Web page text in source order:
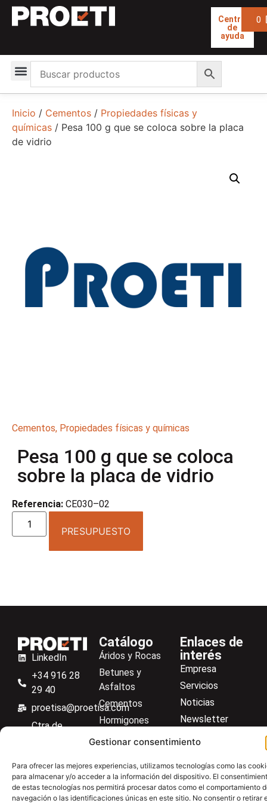
Gestionar consentimiento
Para ofrecer las mejores experiencias, utilizamos tecnologías como las
para almacenar y/o acceder a la información del dispositivo. El
de estas tecnologías nos permitirá procesar datos como el comportamiento
navegación o las identificaciones únicas en este sitio. No consentir o retirar
Centro
de
ayuda
0
Inicio / Cementos / Propiedades físicas y
químicas / Pesa 100 g que se coloca sobre la placa
de vidrio
Cementos, Propiedades físicas y químicas
Pesa 100 g que se coloca
sobre la placa de vidrio
Referencia: CE030–02
PRESUPUESTO
LinkedIn
+34 916 28
29 40
proetisa@proetisa.com
Ctra de
M-106, Km
4,1, 28110
Algete,
Catálogo
Áridos y Rocas
Betunes y
Asfaltos
Cementos
Hormigones
Suelos
Aceros
Material general
Enlaces de
interés
Empresa
Servicios
Noticias
Newsletter
Descargas
Centro de ayuda